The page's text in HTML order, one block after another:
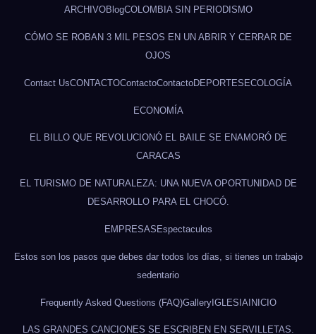
ARCHIVOBlogCOLOMBIA SIN PERIODISMO
CÓMO SE ROBAN 3 MIL PESOS EN UN ABRIR Y CERRAR DE
OJOS
Contact UsCONTACTOContactoContactoDEPORTES ECOLOGÍA
ECONOMÍA
EL BILLO QUE REVOLUCIONÓ EL BAILE SE ENAMORÓ DE
CARACAS
EL TURISMO DE NATURALEZA: UNA NUEVA OPORTUNIDAD DE
DESARROLLO PARA EL CHOCÓ.
EMPRESAS Espectaculos
Estos son los pasos que debes dar todos los días, si tienes un trabajo
sedentario
Frequently Asked Questions (FAQ)GalleryIGLESIAINICIO
LAS GRANDES CANCIONES SE ESCRIBEN EN SERVILLETAS.